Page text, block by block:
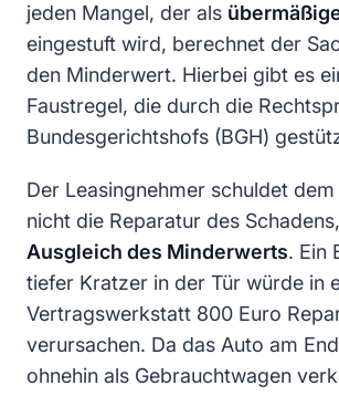
jeden Mangel, der als
eingestuft wird, berechnet der
den Minderwert. Hierbei gibt es
Faustregel, die durch die
Bundesgerichtshofs (BGH)
Der Leasingnehmer schuldet
nicht die Reparatur des
Ausgleich des Minderwerts. Ein
tiefer Kratzer in der Tür würde in
Vertragswerkstatt 800 Euro
verursachen. Da das Auto am
ohnehin als Gebrauchtwagen